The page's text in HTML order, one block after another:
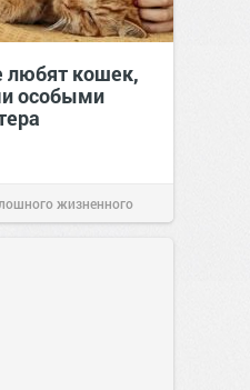
кошек,
особыми
жизненного